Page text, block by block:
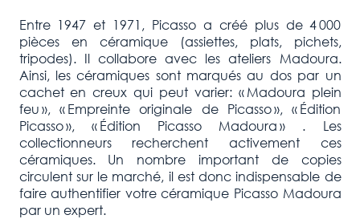
Entre 1947 et 1971, Picasso a créé plus de 4 000
pièces en céramique (assiettes, plats, pichets,
tripodes). Il collabore avec les ateliers Madoura.
Ainsi, les céramiques sont marqués au dos par un
cachet en creux qui peut varier: « Madoura plein
feu », « Empreinte originale de Picasso », « Édition
Picasso », « Édition Picasso Madoura » . Les
collectionneurs recherchent activement ces
céramiques. Un nombre important de copies
circulent sur le marché, il est donc indispensable de
faire authentifier votre céramique Picasso Madoura
par un expert.